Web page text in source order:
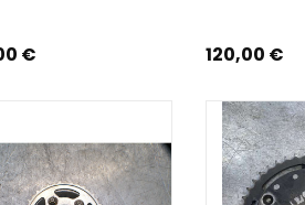
€ Prix
120,00 €